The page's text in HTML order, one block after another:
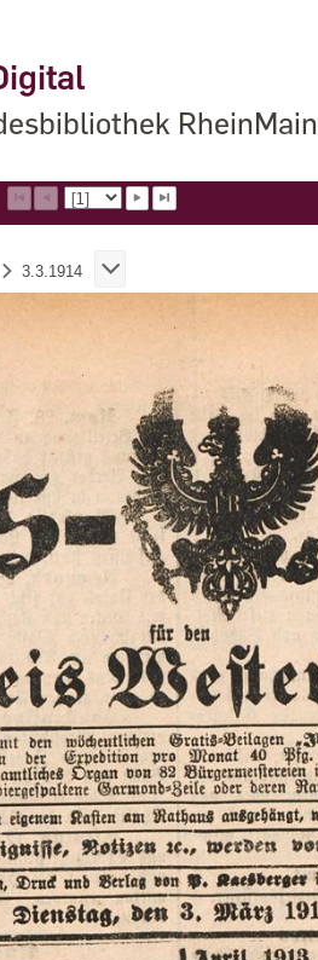
RheinMain
3.3.1914